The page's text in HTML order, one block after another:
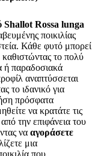
Rossa lunga
ποικιλίας
Κάθε φυτό μπορεί
το πολύ
ή παραδοσιακά
αναπτύσσεται
το ιδανικό για
πρόσφατα
να κρατάτε τις
την επιφάνεια του
να αγοράσετε
μια